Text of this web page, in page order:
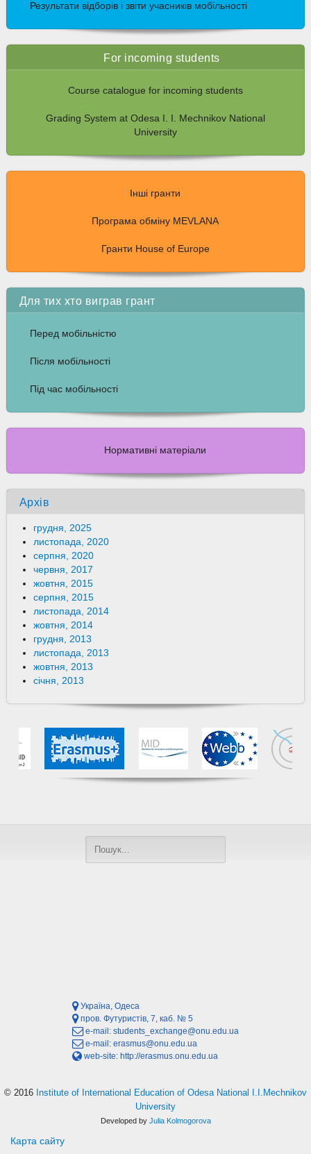
Результати відборів і звіти учасників мобільності
For incoming students
Course catalogue for incoming students
Grading System at Odesa I. I. Mechnikov National
University
Інші гранти
Програма обміну MEVLANA
Гранти House of Europe
Для тих хто виграв грант
Перед мобільністю
Після мобільності
Під час мобільності
Нормативні матеріали
Архів
грудня, 2025
листопада, 2020
серпня, 2020
червня, 2017
жовтня, 2015
серпня, 2015
листопада, 2014
жовтня, 2014
грудня, 2013
листопада, 2013
жовтня, 2013
січня, 2013
Україна, Одеса
пров. Футуристів, 7, каб. № 5
e-mail: students_exchange@onu.edu.ua
e-mail: erasmus@onu.edu.ua
web-site: http://erasmus.onu.edu.ua
© 2016 Institute of International Education of Odesa National I.I.Mechnikov
University
Developed by Julia Kolmogorova
Карта сайту